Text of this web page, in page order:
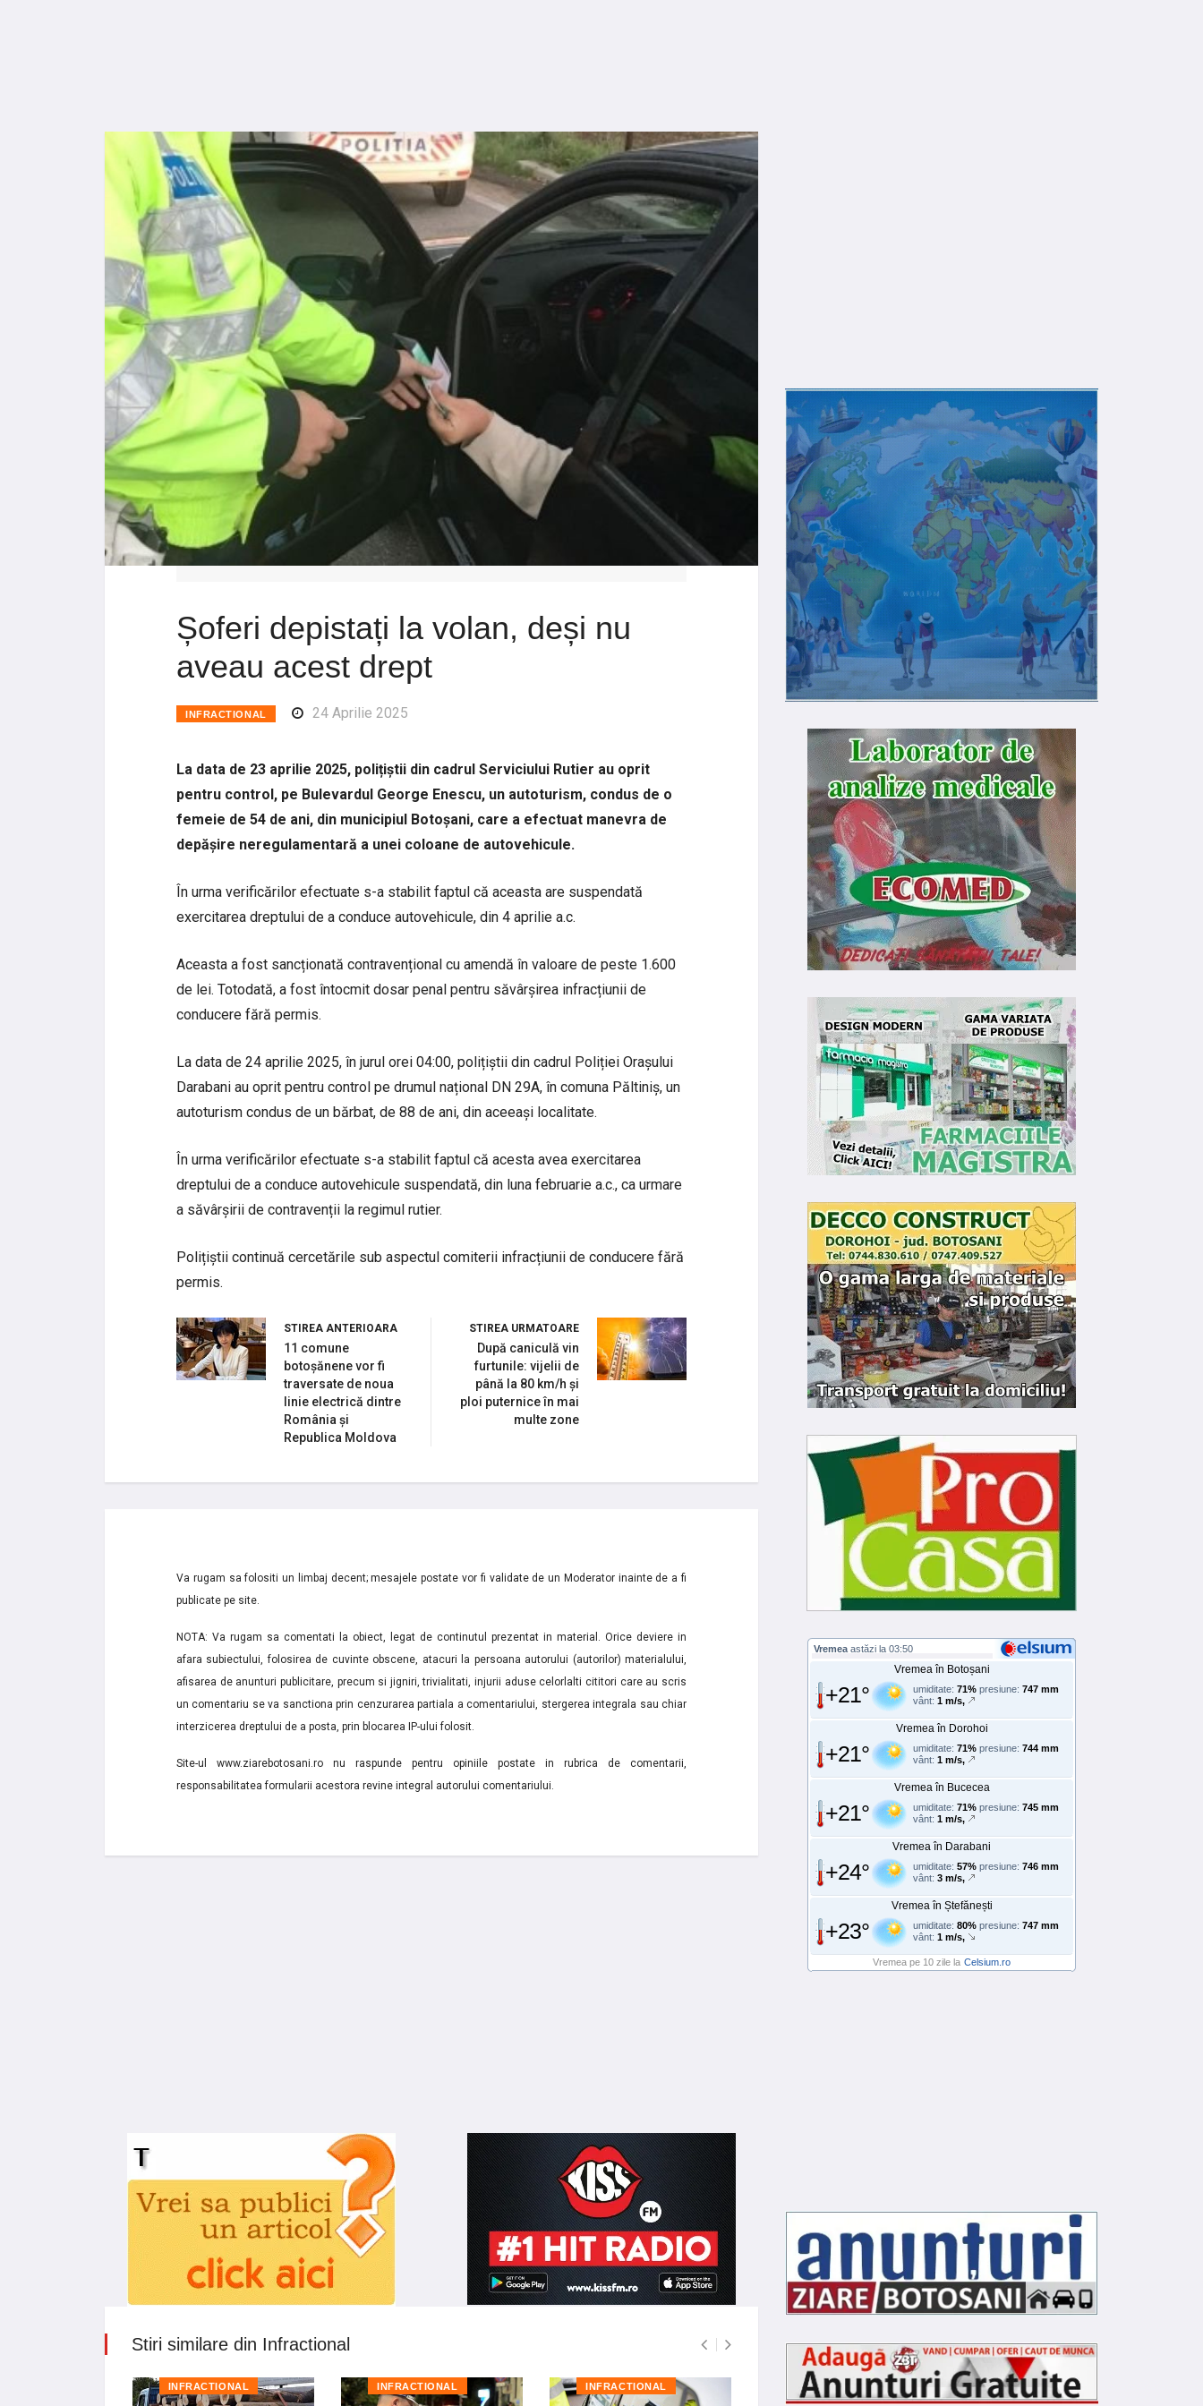
Șoferi depistați la volan, deși nu
aveau acest drept
INFRACTIONAL 24 Aprilie 2025
La data de 23 aprilie 2025, polițiștii din cadrul Serviciului Rutier au oprit
pentru control, pe Bulevardul George Enescu, un autoturism, condus de o
femeie de 54 de ani, din municipiul Botoșani, care a efectuat manevra de
depășire neregulamentară a unei coloane de autovehicule.
În urma verificărilor efectuate s-a stabilit faptul că aceasta are suspendată
exercitarea dreptului de a conduce autovehicule, din 4 aprilie a.c.
Aceasta a fost sancționată contravențional cu amendă în valoare de peste 1.600
de lei. Totodată, a fost întocmit dosar penal pentru săvârșirea infracțiunii de
conducere fără permis.
La data de 24 aprilie 2025, în jurul orei 04:00, polițiștii din cadrul Poliției Orașului
Darabani au oprit pentru control pe drumul național DN 29A, în comuna Păltiniș, un
autoturism condus de un bărbat, de 88 de ani, din aceeași localitate.
În urma verificărilor efectuate s-a stabilit faptul că acesta avea exercitarea
dreptului de a conduce autovehicule suspendată, din luna februarie a.c., ca urmare
a săvârșirii de contravenții la regimul rutier.
Polițiștii continuă cercetările sub aspectul comiterii infracțiunii de conducere fără
permis.
STIREA ANTERIOARA
11 comune
botoșănene vor fi
traversate de noua
linie electrică dintre
România și
Republica Moldova
STIREA URMATOARE
După caniculă vin
furtunile: vijelii de
până la 80 km/h și
ploi puternice în mai
multe zone
Va rugam sa folositi un limbaj decent; mesajele postate vor fi validate de un Moderator inainte de a fi
publicate pe site.
NOTA: Va rugam sa comentati la obiect, legat de continutul prezentat in material. Orice deviere in
afara subiectului, folosirea de cuvinte obscene, atacuri la persoana autorului (autorilor) materialului,
afisarea de anunturi publicitare, precum si jigniri, trivialitati, injurii aduse celorlalti cititori care au scris
un comentariu se va sanctiona prin cenzurarea partiala a comentariului, stergerea integrala sau chiar
interzicerea dreptului de a posta, prin blocarea IP-ului folosit.
Site-ul www.ziarebotosani.ro nu raspunde pentru opiniile postate in rubrica de comentarii,
responsabilitatea formularii acestora revine integral autorului comentariului.
Stiri similare din Infractional
INFRACTIONAL INFRACTIONAL INFRACTIONAL INFRACTIONAL INFRACTIONAL
Vremea astăzi la 03:50
Vremea în Botoșani
+21° umiditate: 71% presiune: 747 mm
vânt: 1 m/s,
Vremea în Dorohoi
+21° umiditate: 71% presiune: 744 mm
vânt: 1 m/s,
Vremea în Bucecea
+21° umiditate: 71% presiune: 745 mm
vânt: 1 m/s,
Vremea în Darabani
+24° umiditate: 57% presiune: 746 mm
vânt: 3 m/s,
Vremea în Ștefănești
+23° umiditate: 80% presiune: 747 mm
vânt: 1 m/s,
Vremea pe 10 zile la Celsium.ro